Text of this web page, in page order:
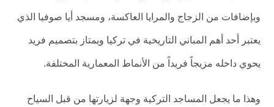
وبإضافات من الزجاج والمرايا العاكسة، ومسجد أيا صوفيا الذي
يعتبر أحد أهم المباني التاريخية في تركيا ويمتاز بتصميم فريد
يحوي داخله مزيجاً فريداً من الأنماط المعمارية المختلفة.
وهذا ما يجعل المساجد التركية وجهة لزيارتها من قبل السياح